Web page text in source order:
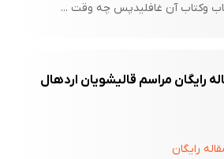
وکتاب آن غافلیدپس چه وقت ...
رایگان مراسم قالیشویان اردهال
رایگان